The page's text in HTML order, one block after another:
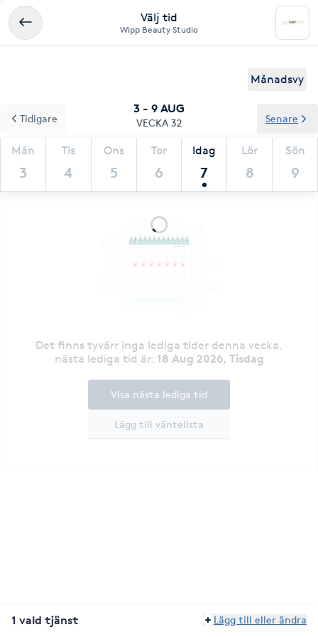
Välj tid
Wipp Beauty Studio
Månadsvy
3 - 9 AUG
VECKA 32
Mån
3
Tis
4
Ons
5
Tor
6
Idag
7
Lör
8
Sön
9
Tidigare Senare
Det finns tyvärr inga lediga tider denna vecka,
nästa lediga tid är: 18 Aug 2026, Tisdag
Lägg till väntelista
Visa nästa lediga tid
1 vald tjänst Lägg till eller ändra